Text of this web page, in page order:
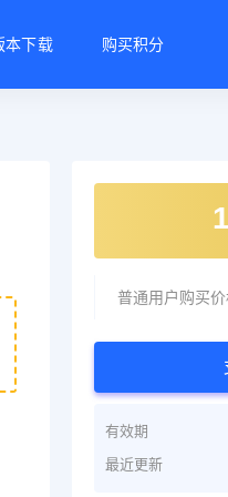
本下载 购买积分
普通用户购买
有效期
最近更新